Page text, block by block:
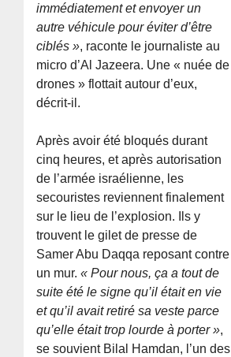
immédiatement et envoyer un
autre véhicule pour éviter d’être
ciblés », raconte le journaliste au
micro d’Al Jazeera. Une « nuée de
drones » flottait autour d’eux,
décrit-il.
Après avoir été bloqués durant
cinq heures, et après autorisation
de l’armée israélienne, les
secouristes reviennent finalement
sur le lieu de l’explosion. Ils y
trouvent le gilet de presse de
Samer Abu Daqqa reposant contre
un mur.« Pour nous, ça a tout de
suite été le signe qu’il était en vie
et qu’il avait retiré sa veste parce
qu’elle était trop lourde à porter »,
se souvient Bilal Hamdan, l’un des